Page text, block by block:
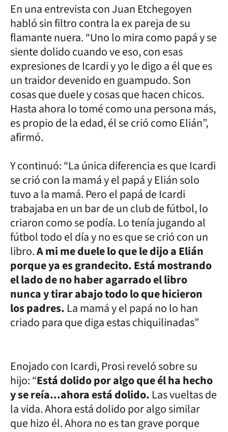
En una entrevista con Juan Etchegoyen
habló sin filtro contra la ex pareja de su
flamante nuera. “Uno lo mira como papá y se
siente dolido cuando ve eso, con esas
expresiones de Icardi y yo le digo a él que es
un traidor devenido en guampudo. Son
cosas que duele y cosas que hacen chicos.
Hasta ahora lo tomé como una persona más,
es propio de la edad, él se crió como Elián”,
afirmó.
Y continuó: “La única diferencia es que Icardi
se crió con la mamá y el papá y Elián solo
tuvo a la mamá. Pero el papá de Icardi
trabajaba en un bar de un club de fútbol, lo
criaron como se podía. Lo tenía jugando al
fútbol todo el día y no es que se crió con un
libro.A mi me duele lo que le dijo a Elián
porque ya es grandecito. Está mostrando
el lado de no haber agarrado el libro
nunca y tirar abajo todo lo que hicieron
los padres. La mamá y el papá no lo han
criado para que diga estas chiquilinadas”
Enojado con Icardi, Prosi reveló sobre su
hijo: “Está dolido por algo que él ha hecho
y se reía...ahora está dolido. Las vueltas de
la vida. Ahora está dolido por algo similar
que hizo él. Ahora no es tan grave porque